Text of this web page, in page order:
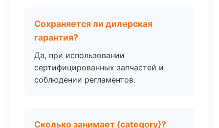
Сохраняется ли дилерская
гарантия?
Да, при использовании
сертифицированных запчастей и
соблюдении регламентов.
Сколько занимает {category}?